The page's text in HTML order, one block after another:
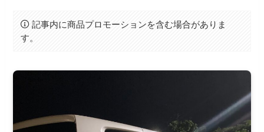
記事内に商品プロモーションを含む場合がありま
す。